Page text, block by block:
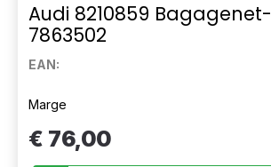
Audi 8210859 Bagagenet-
7863502
EAN:
Marge
€ 76,00